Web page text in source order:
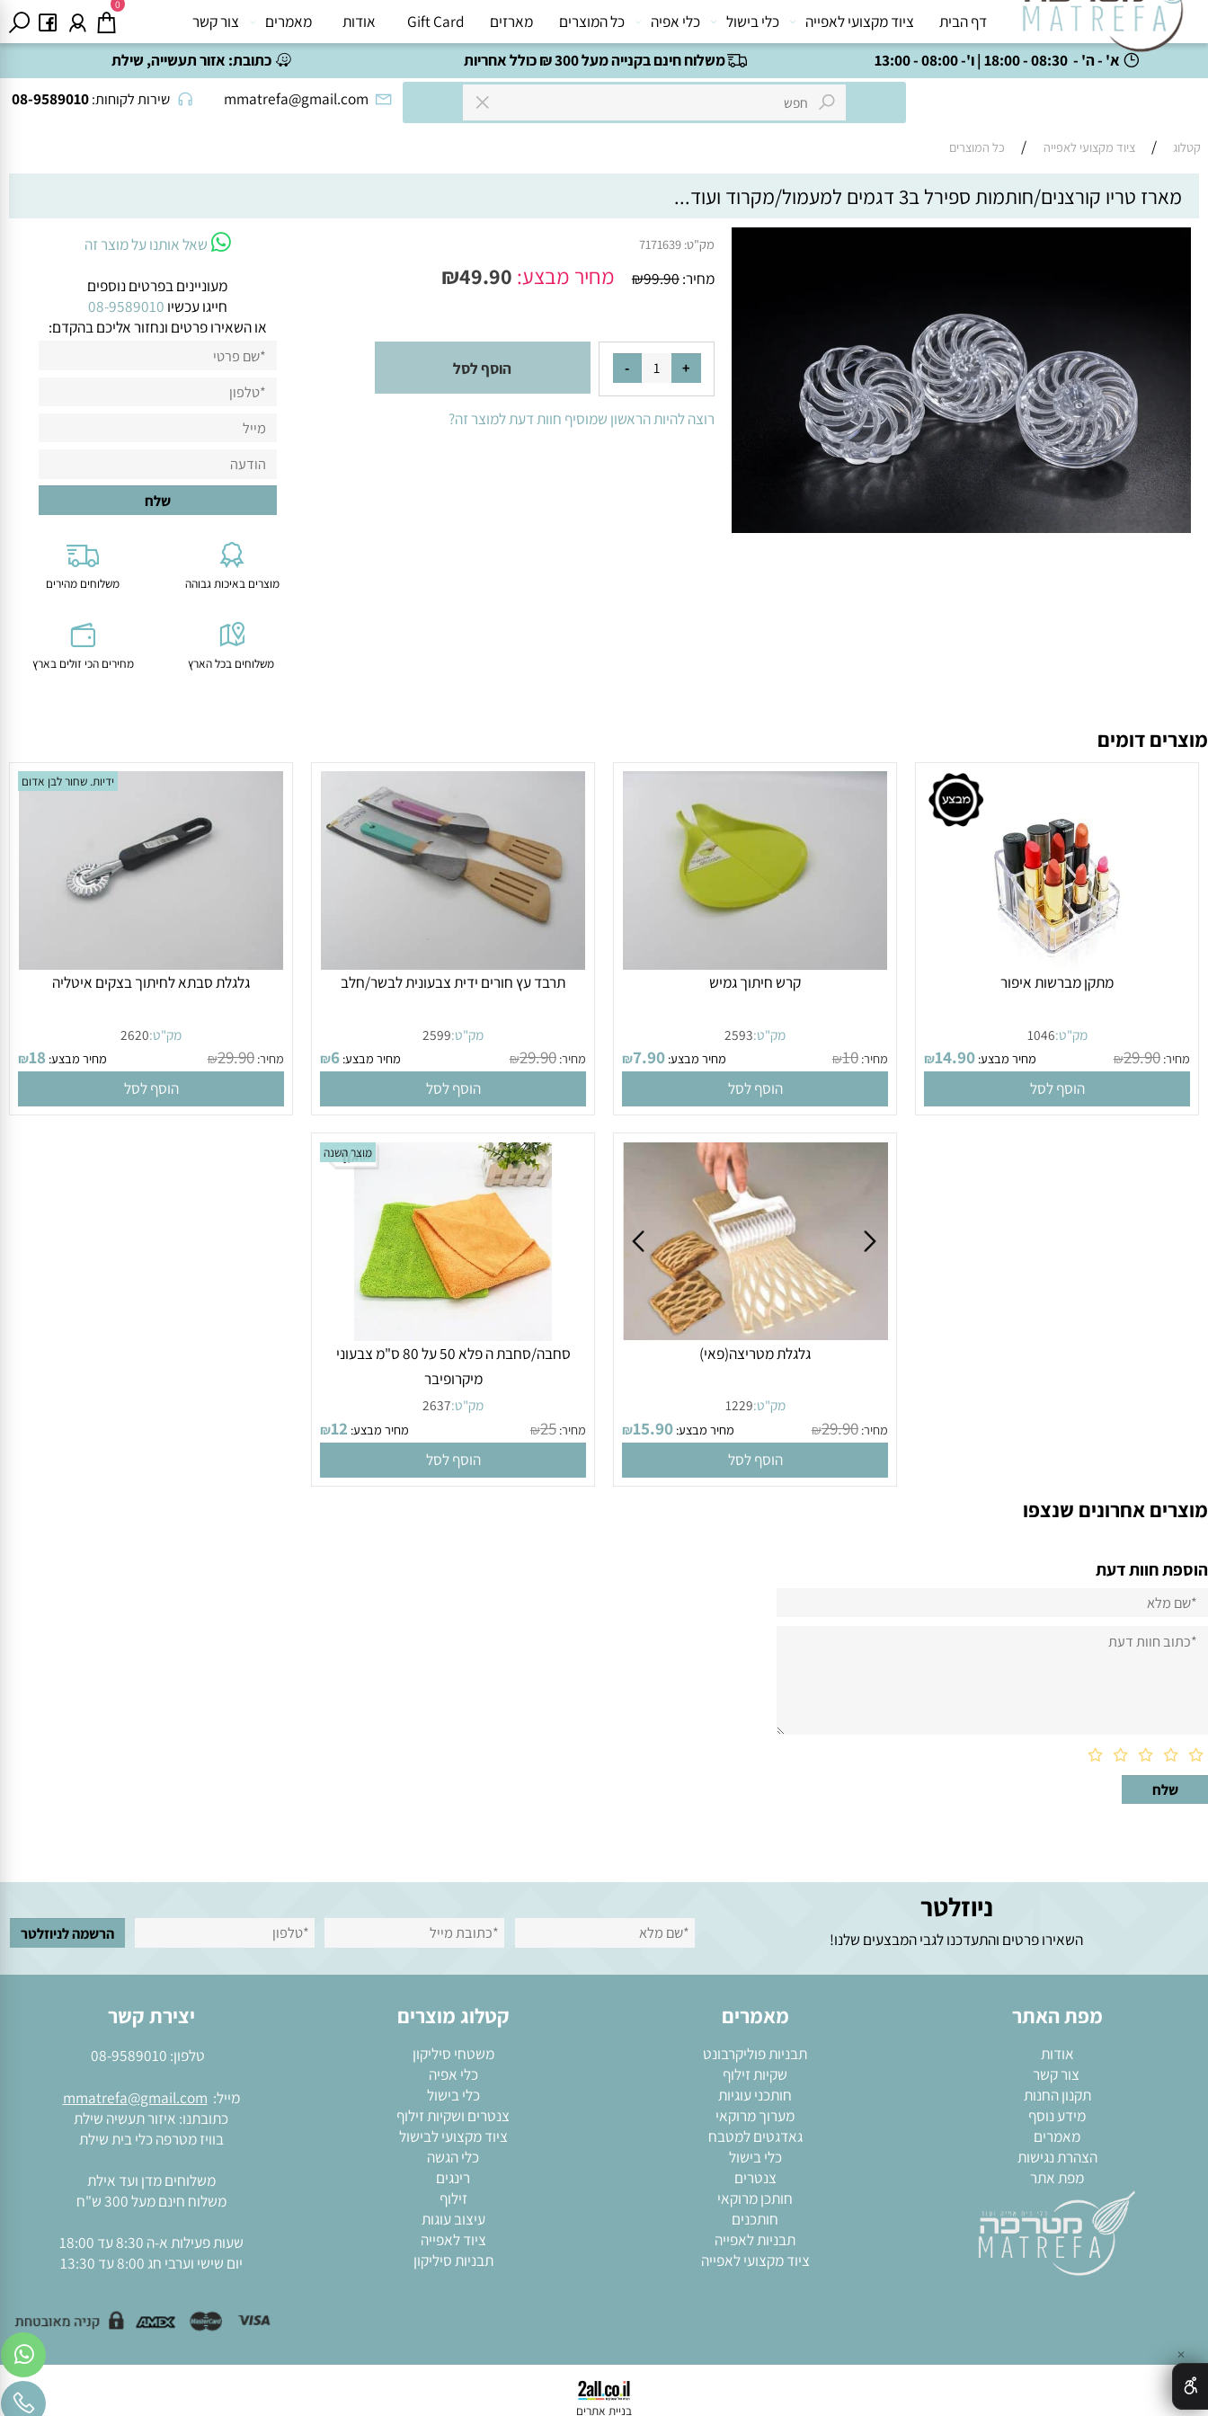
א' - ה' - 08:30 - 18:00 | ו'- 08:00 - 13:00 משלוח חינם בקנייה מעל 300 ₪ כולל אחריות כתובת:אזור תעשייה, שילת
mmatrefa@gmail.com
שירות לקוחות:08-9589010
0
דף הבית ציוד מקצועי לאפייה כלי בישול כלי אפיה כל המוצרים מארזים Gift Card אודות מאמרים צור קשר
/ ציוד מקצועי לאפייה / כל המוצרים
קורצנים/חותמות ספירל ב3 דגמים למעמול/מקרוד ועוד...
מק"ט:7171639
מחיר: ₪99.90 מחיר מבצע: ₪49.90
הוסף לסל
שאל אותנו על מוצר זה
מעוניינים בפרטים נוספים
חייגו עכשיו08-9589010
או השאירו פרטים ונחזור אליכם בהקדם:
מק"ט:1046
₪29.90 מחיר מבצע: ₪14.90
מק"ט:2593
מחיר: ₪10 מחיר מבצע: ₪7.90
מק"ט:2599
מחיר: ₪29.90 מחיר מבצע: ₪6
מק"ט:2620
מחיר: ₪29.90 מחיר מבצע: ₪18
גלגלת מטריצה(פאי)
1229
מוצר השנה
מק"ט:2637
אחרונים שנצפו
דעת
ניוזלטר
השאירו פרטים והתעדכנו לגבי המבצעים שלנו!
מפת האתר
צור קשר
תקנון החנות
מידע נוסף
מאמרים
הצהרת נגישות
מפת אתר
מאמרים
תבניות פוליקרבונט
שקיות זילוף
חותכני עוגיות
מערוך מרוקאי
גאדגטים למטבח
כלי בישול
צנטרים
קטלוג מוצרים
משטחי סיליקון
כלי אפיה
כלי בישול
צנטרים ושקיות זילוף
ציוד מקצועי לבישול
כלי הגשה
רינגים
יצירת קשר
טלפון:08-9589010
mmatrefa@gmail.com
כתובתנו: איזור תעשיה שילת
משלוחים מדן ועד אילת
שעות פעילות א-ה 8:30 עד 18:00